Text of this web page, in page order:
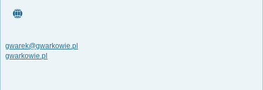
gwarek@gwarkowie.pl
gwarkowie.pl